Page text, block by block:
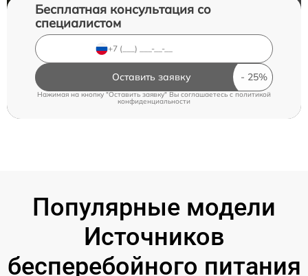
Бесплатная консультация со
специалистом
Оставить заявку
Нажимая на кнопку "Оставить заявку" Вы соглашаетесь cполитикой
конфиденциальности
Популярные модели
Источников
бесперебойного питания